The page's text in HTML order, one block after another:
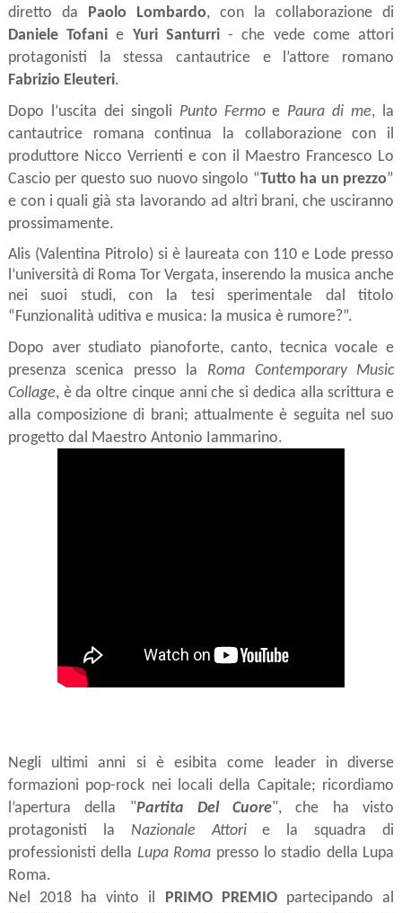
diretto da
Paolo Lombardo
Daniele Tofani e Yuri Santurri - che vede come attori
Fabrizio Eleuteri.
Dopo l’uscita dei singoli Punto Fermo e Paura di me, la
cantautrice romana continua la collaborazione con il
produttore Nicco Verrienti e con il Maestro Francesco Lo
Cascio per questo suo nuovo singolo “Tutto ha un prezzo”
e con i quali già sta lavorando ad altri brani, che usciranno
prossimamente.
Alis (Valentina Pitrolo) si è laureata con 110 e Lode presso
l’università di Roma Tor Vergata, inserendo la musica anche
nei suoi studi, con la tesi sperimentale dal titolo
“Funzionalità uditiva e musica: la musica è rumore?”.
Dopo aver studiato pianoforte, canto, tecnica vocale e
presenza scenica presso la Roma Contemporary Music
Collage, è da oltre cinque anni che si dedica alla scrittura e
alla composizione di brani; attualmente è seguita nel suo
progetto dal Maestro Antonio Iammarino.
Negli ultimi anni si è esibita come leader in diverse
formazioni pop-rock nei locali della Capitale; ricordiamo
l’apertura della "Partita Del Cuore", che ha visto
protagonisti la Nazionale Attori e la squadra di
professionisti della Lupa Roma presso lo stadio della Lupa
Roma.
Nel 2018 ha vinto il PRIMO PREMIO partecipando al